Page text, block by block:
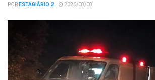
PORESTAGIÁRIO 2 2026/08/08